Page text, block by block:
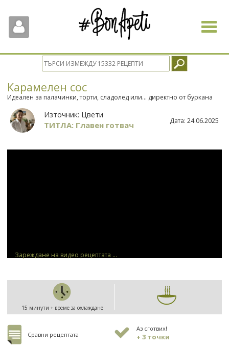
Toggle
Карамелен сос
Идеален за палачинки, торти, сладолед или… директно от буркана
Източник: Цвети
ТИТЛА: Главен готвач Дата: 24.06.2025
Зареждане на видео рецептата ...
15 минути + време за охлаждане
Сравни рецептата
Аз сготвих!
+ 3 точки